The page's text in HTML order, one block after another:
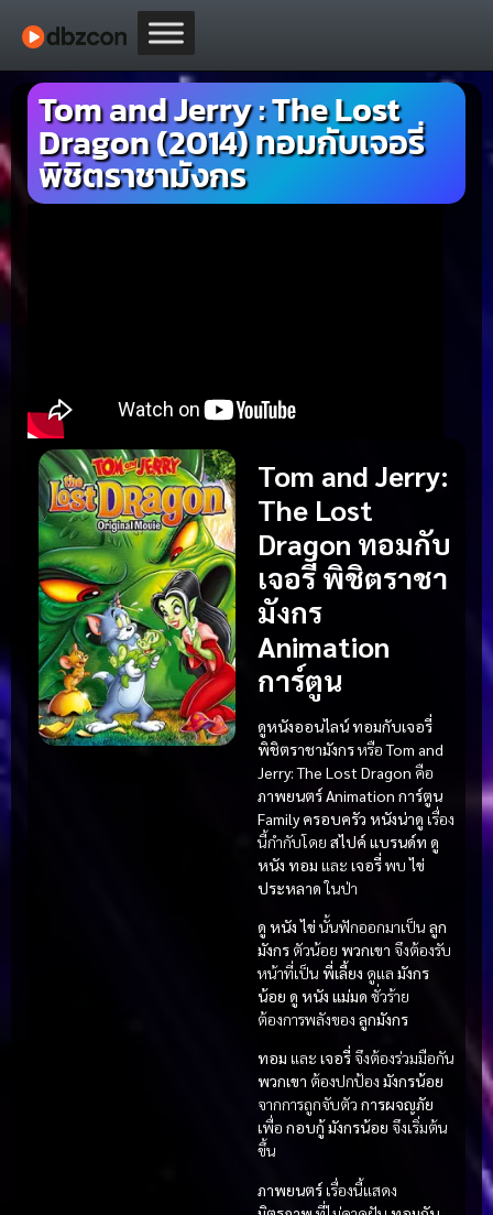
Tom and Jerry : The Lost
Dragon (2014) ทอมกับเจอรี่
พิชิตราชามังกร
Tom and Jerry:
The Lost
Dragon ทอมกับ
เจอรี่ พิชิตราชา
มังกร
Animation
การ์ตูน
ดูหนังออนไลน์ ทอมกับเจอรี่
พิชิตราชามังกรหรือTom and
Jerry: The Lost Dragon คือ
ภาพยนตร์Animation การ์ตูน
Family ครอบครัว หนังน่าดู เรื่อง
นี้กำกับโดย สไปค์ แบรนด์ท ดู
หนัง ทอม และ เจอรี่พบไข่
ประหลาดในป่า
ดู หนัง ไข่ นั้นฟักออกมาเป็น ลูก
มังกร ตัวน้อย พวกเขา จึงต้องรับ
หน้าที่เป็น พี่เลี้ยง ดูแล มังกร
น้อย ดู หนัง แม่มด ชั่วร้าย
ต้องการพลังของ ลูกมังกร
ทอม และ เจอรี่ จึงต้องร่วมมือกัน
พวกเขา ต้องปกป้อง มังกรน้อย
จากการถูกจับตัว การผจญภัย
เพื่อ กอบกู้มังกรน้อย จึงเริ่มต้น
ขึ้น
ภาพยนตร์เรื่องนี้แสดง